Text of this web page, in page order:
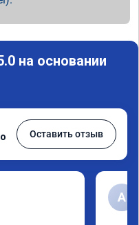
на основании
Оставить отзыв
А